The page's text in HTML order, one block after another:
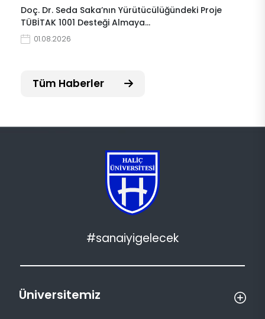
Doç. Dr. Seda Saka’nın Yürütücülüğündeki Proje
TÜBİTAK 1001 Desteği Almaya…
01.08.2026
Tüm Haberler
#sanaiyigelecek
Üniversitemiz